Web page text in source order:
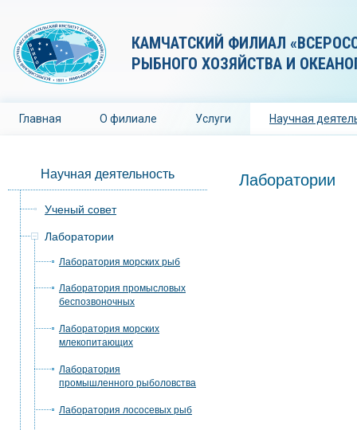
КАМЧАТСКИЙ ФИЛИАЛ
РЫБНОГО ХОЗЯЙСТВА И
Главная О филиале Услуги Научная
Научная деятельность
Ученый совет
Лаборатории
Лаборатория морских рыб
Лаборатория промысловых
беспозвоночных
Лаборатория морских
млекопитающих
Лаборатория
промышленного рыболовства
Лаборатория лососевых рыб
Лаборатории